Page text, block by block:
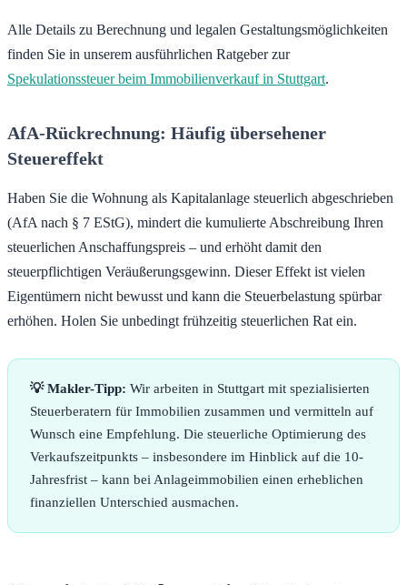
Alle Details zu Berechnung und legalen Gestaltungsmöglichkeiten
finden Sie in unserem ausführlichen Ratgeber zur
Spekulationssteuer beim Immobilienverkauf in Stuttgart.
AfA-Rückrechnung: Häufig übersehener
Steuereffekt
Haben Sie die Wohnung als Kapitalanlage steuerlich abgeschrieben
(AfA nach § 7 EStG), mindert die kumulierte Abschreibung Ihren
steuerlichen Anschaffungspreis – und erhöht damit den
steuerpflichtigen Veräußerungsgewinn. Dieser Effekt ist vielen
Eigentümern nicht bewusst und kann die Steuerbelastung spürbar
erhöhen. Holen Sie unbedingt frühzeitig steuerlichen Rat ein.
💡 Makler-Tipp: Wir arbeiten in Stuttgart mit spezialisierten
Steuerberatern für Immobilien zusammen und vermitteln auf
Wunsch eine Empfehlung. Die steuerliche Optimierung des
Verkaufszeitpunkts – insbesondere im Hinblick auf die 10-
Jahresfrist – kann bei Anlageimmobilien einen erheblichen
finanziellen Unterschied ausmachen.